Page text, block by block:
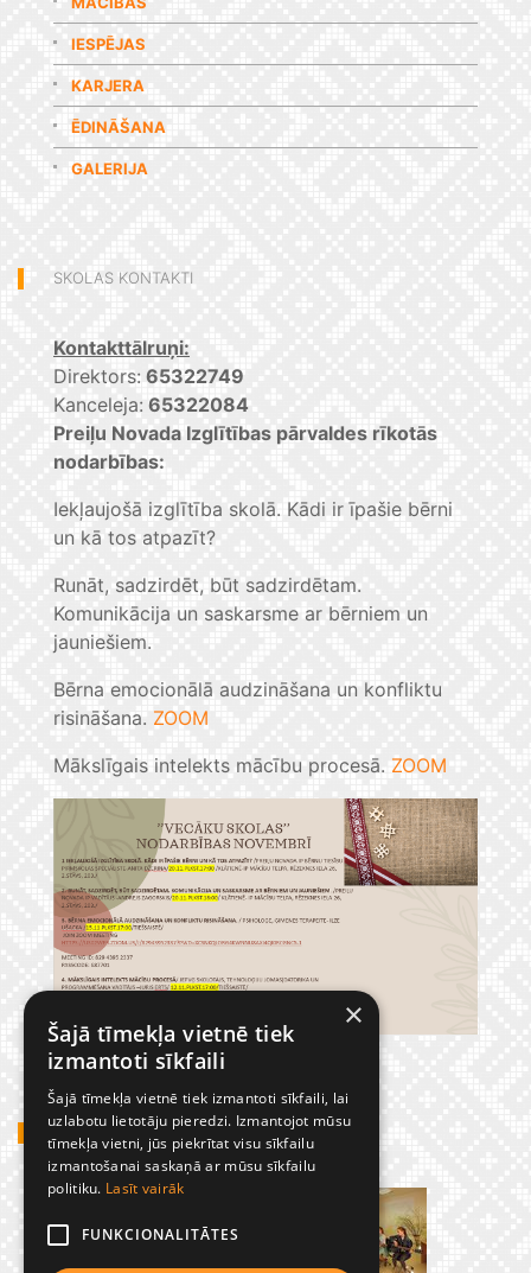
IESPĒJAS
KARJERA
ĒDINĀŠANA
GALERIJA
SKOLAS KONTAKTI
Kontakttālruņi:
Direktors: 65322749
Kanceleja: 65322084
Preiļu Novada Izglītības pārvaldes rīkotās
nodarbības:
Iekļaujošā izglītība skolā. Kādi ir īpašie bērni
un kā tos atpazīt?
Runāt, sadzirdēt, būt sadzirdētam.
Komunikācija un saskarsme ar bērniem un
jauniešiem.
Bērna emocionālā audzināšana un konfliktu
risināšana. ZOOM
Mākslīgais intelekts mācību procesā. ZOOM
GADĪJUMBILDES
×
Šajā tīmekļa vietnē tiek
izmantoti sīkfaili
Šajā tīmekļa vietnē tiek izmantoti sīkfaili, lai
uzlabotu lietotāju pieredzi. Izmantojot mūsu
tīmekļa vietni, jūs piekrītat visu sīkfailu
izmantošanai saskaņā ar mūsu sīkfailu
politiku. Lasīt vairāk
FUNKCIONALITĀTES